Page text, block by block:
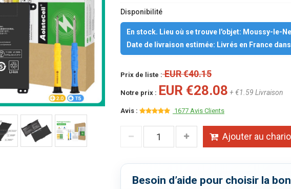
Disponibilité
En stock. Lieu où se trouve l'objet: Moussy-le-
Date de livraison estimée: Livrés en France dans
Prix de liste :EUR €40.15
Notre prix : EUR €28.08 + €1.59 Livraison
Avis : 1677 Avis Clients
Ajouter au
Besoin d’aide pour choisir la